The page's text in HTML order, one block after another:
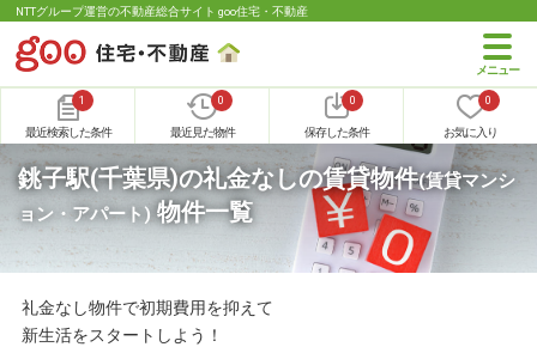
NTTグループ運営の不動産総合サイト goo住宅・不動産
1
最近検索した条件
0
最近見た物件
0
保存した条件
0
お気に入り
銚子駅(千葉県)の礼金なしの賃貸物件(賃貸マンシ
ョン・アパート) 物件一覧
礼金なし物件で初期費用を抑えて
新生活をスタートしよう！